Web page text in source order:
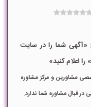
«آگهی شما را در سایت
مشاورین و مرکز مشاوره
قبال مشاوره شما ندارد.